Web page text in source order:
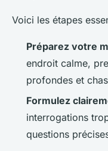
Voici les étapes
Préparez votre
endroit calme,
profondes et
Formulez
interrogations
questions